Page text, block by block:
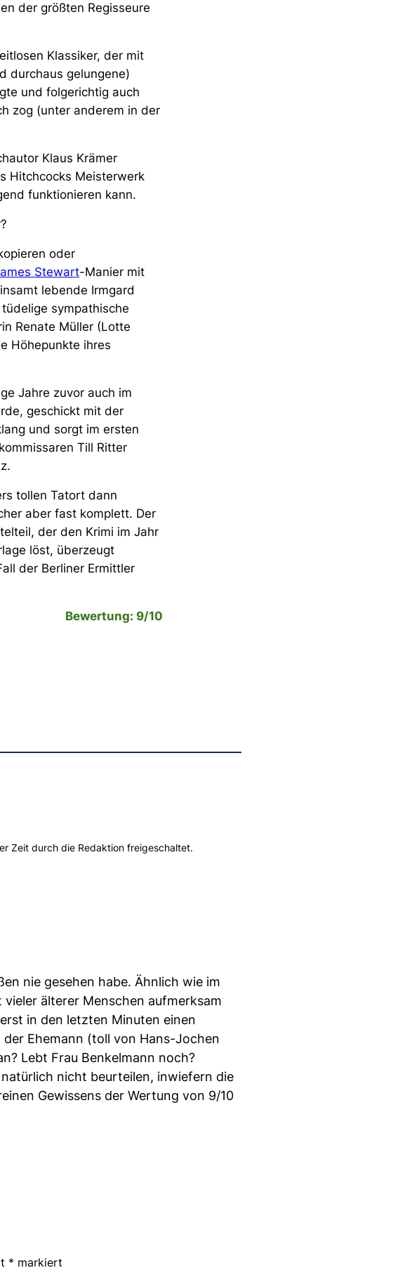
der größten Regisseure
Klassiker, der mit
durchaus gelungene)
und folgerichtig auch
zog (unter anderem in der
Klaus Krämer
Hitchcocks Meisterwerk
funktionieren kann.
oder
Stewart-Manier mit
lebende Irmgard
sympathische
Renate Müller (Lotte
Höhepunkte ihres
Jahre zuvor auch im
geschickt mit der
und sorgt im ersten
Till Ritter
tollen Tatort dann
aber fast komplett. Der
der den Krimi im Jahr
löst, überzeugt
der Berliner Ermittler
Bewertung: 9/10
Zeit durch die Redaktion freigeschaltet.
nie gesehen habe. Ähnlich wie im
älterer Menschen aufmerksam
in den letzten Minuten einen
Ehemann (toll von Hans-Jochen
Lebt Frau Benkelmann noch?
nicht beurteilen, inwiefern die
Gewissens der Wertung von 9/10
* markiert